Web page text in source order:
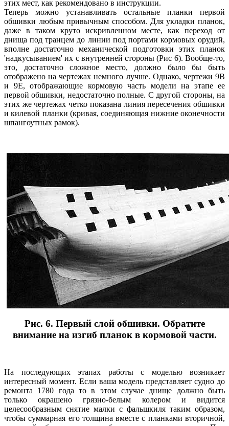
этих мест, как рекомендовано в инструкции.
Теперь можно устанавливать остальные планки первой
обшивки любым привычным способом. Для укладки планок,
даже в таком круто искривленном месте, как переход от
днища под транцем до линии под портами кормовых орудий,
вполне достаточно механической подготовки этих планок
'надкусыванием' их с внутренней стороны (Рис 6). Вообще-то,
это, достаточно сложное место, должно было бы быть
отображено на чертежах немного лучше. Однако, чертежи 9B
и 9E, отображающие кормовую часть модели на этапе ее
первой обшивки, недостаточно полные. С другой стороны, на
этих же чертежах четко показана линия пересечения обшивки
и килевой планки (кривая, соединяющая нижние оконечности
шпангоутных рамок).
Рис. 6. Первый слой обшивки. Обратите
внимание на изгиб планок в кормовой части.
На последующих этапах работы с моделью возникает
интересный момент. Если ваша модель представляет судно до
ремонта 1780 года то в этом случае днище должно быть
только окрашено грязно-белым колером и видится
целесообразным снятие малки с фальшкиля таким образом,
чтобы суммарная его толщина вместе с планками вторичной,